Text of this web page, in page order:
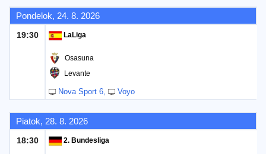
Pondelok, 24. 8. 2026
19:30 LaLiga
Osasuna
Levante
Nova Sport 6 Voyo
Piatok, 28. 8. 2026
18:30 2. Bundesliga